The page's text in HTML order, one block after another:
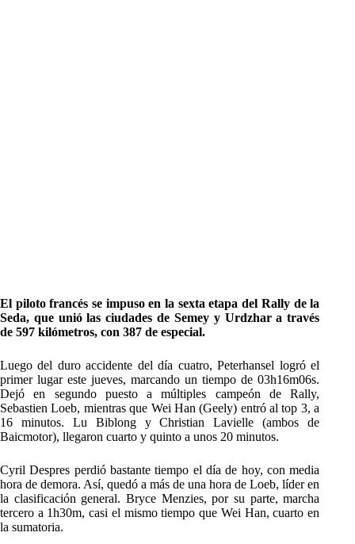
El piloto francés se impuso en la sexta etapa del Rally de la
Seda, que unió las ciudades de Semey y Urdzhar a través
de 597 kilómetros, con 387 de especial.
Luego del duro accidente del día cuatro, Peterhansel logró el
primer lugar este jueves, marcando un tiempo de 03h16m06s.
Dejó en segundo puesto a múltiples campeón de Rally,
Sebastien Loeb, mientras que Wei Han (Geely) entró al top 3, a
16 minutos. Lu Biblong y Christian Lavielle (ambos de
Baicmotor), llegaron cuarto y quinto a unos 20 minutos.
Cyril Despres perdió bastante tiempo el día de hoy, con media
hora de demora. Así, quedó a más de una hora de Loeb, líder en
la clasificación general. Bryce Menzies, por su parte, marcha
tercero a 1h30m, casi el mismo tiempo que Wei Han, cuarto en
la sumatoria.